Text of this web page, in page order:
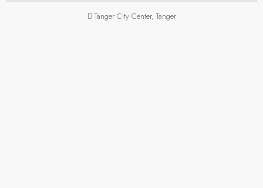
Tanger City Center, Tanger